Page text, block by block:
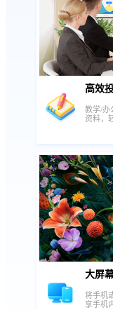
高效
教学/办
资料，
大屏
将手机
享手机